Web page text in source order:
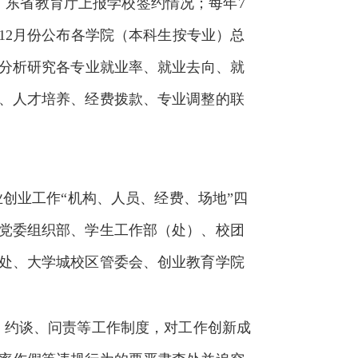
省教育厅上报学校签约情况；每年7
月份公布各学院（本科生按专业）总
析研究各专业就业率、就业去向、就
人才培养、经费拨款、专业调整的联
业工作“机构、人员、经费、场地”四
委组织部、学生工作部（处）、校团
、大学城校区管委会、创业教育学院
谈、问责等工作制度，对工作创新成